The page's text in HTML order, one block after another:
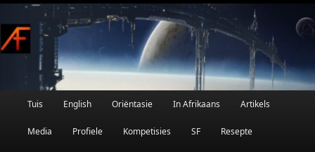
Skip
to
primary
content
Afrikaanse Wetenskapfiksie en Fantasie
Main
Tuis English Oriëntasie In Afrikaans Artikels
Media Profiele Kompetisies SF Resepte